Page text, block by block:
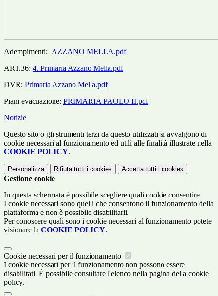
Adempimenti: AZZANO MELLA.pdf
ART.36: 4. Primaria Azzano Mella.pdf
DVR: Primaria Azzano Mella.pdf
Piani evacuazione: PRIMARIA PAOLO II.pdf
Notizie
Questo sito o gli strumenti terzi da questo utilizzati si avvalgono di
cookie necessari al funzionamento ed utili alle finalità illustrate nella
COOKIE POLICY.
Personalizza Rifiuta tutti i cookies Accetta tutti i cookies
Gestione cookie
In questa schermata è possibile scegliere quali cookie consentire.
I cookie necessari sono quelli che consentono il funzionamento della
piattaforma e non è possibile disabilitarli.
Per conoscere quali sono i cookie necessari al funzionamento potete
visionare la COOKIE POLICY.
Cookie necessari per il funzionamento
I cookie necessari per il funzionamento non possono essere
disabilitati. È possibile consultare l'elenco nella pagina della cookie
policy.